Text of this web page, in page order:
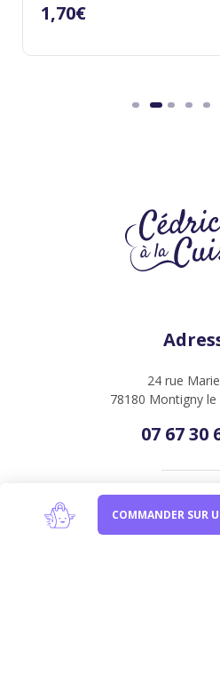
1,70€
24 rue
78180 Montigny
07 67 30
Heures
COMMANDER SUR